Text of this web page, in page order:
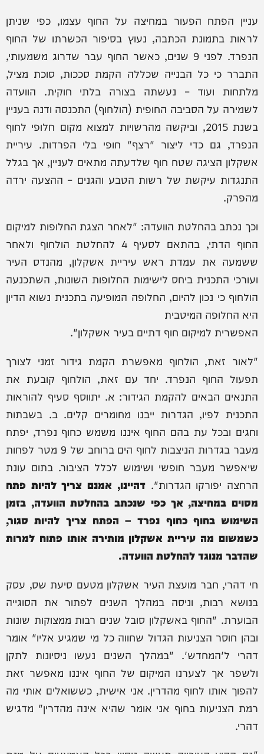
עניין הפתח הפעור במחיצה על החוף עצמו, כפי שניתן
לראות בתמונת הכתבה, נעוץ בסיפור הכשרתו של החוף
הנפרד. לפני 9 שנים, כאשר החוף עבר שדרוג משמעותי,
התברר כי כל הבנייה שכללה הקמת סככות, סוכת מציל,
מלתחות ועוד – נעשתה בצורה בלתי חוקית. הוועדה
לשמירה על הסביבה החופית (הולחוף) התכנסה ודנה בעניין
בשנת 2015, וביקשה מהרשויות למצוא מקום חלופי לחוף
הנפרד, גם כדי ליצור "רצף" חופי בלי הפרדות. עיריית
אשקלון הציגה שטח חוף שלדעתה מתאים לעניין, אך בגלל
התנגדות עיקשת של רשות הטבע והגנים – ההצעה ירדה
מהפרק.
וכך נכתב בהחלטת הוועדה: "לאחר הצגת החלופות למיקום
החוף הדתי, בהתאם לסעיף 4 להחלטת הולחוף ולאחר
ששמעה את עמדת ראש עיריית אשקלון, מהנדס העיר
ועורכי התכנית ביחס לישימות החלופות השונות, השתכנעה
הולחוף כי נכון להיום, החלופה המופיעה בתכנית נשוא הדיון
היא החלופה המיטבית
האפשרית למיקום חוף דתיים בעיר אשקלון".
"לאור זאת, הולחוף מאפשרת הקמת גידור זמני לצורך
תפעול החוף הנפרד. יחד עם זאת, הולחוף קובעת את
התנאים הבאים להקמת הגידור: א. יתווסף סעיף להוראות
התכנית לפיו, הגדרות ייבנו מחומרים קלים. ב. בשבתות
וחגים ובכל עת בהם החוף איננו משמש כחוף נפרד, יפתח
מעבר בגדרות הניצבות לחוף הים ברוחב של 9 מטר לפחות
שיאפשר מעבר חופשי ושימוש לכלל הציבור. בתום עונת
הרחצה יפורקו הגדרות".דהיינו, אמנם צריך להיות פתח
מסוים במחיצה, אך כפי שנכתב בהחלטת הוועדה, בזמן
השימוש בחוף כחוף נפרד – הפתח צריך להיות סגור,
כשמשום מה עיריית אשקלון מותירה אותו פתוח למרות
שהדבר מנוגד להחלטת הוועדה.
חי דהרי, חבר מועצת העיר אשקלון מטעם סיעת שס, עסק
בנושא רבות, וניסה במהלך השנים לפתור את הסוגייה
הבוערת. "החוף באשקלון סובל שנים רבות ממצוקות שונות
ובהן חוסר הצניעות הגדול שחווה כל מי שמגיע אליו" אומר
דהרי ל'המחדש'. "במהלך השנים נעשו ניסיונות לתקן
ולשפר אך לצערנו המיקום של החוף איננו מאפשר זאת
להפוך אותו לחוף מהדרין. אני אישית, כששואלים אותי מה
רמת הצניעות בחוף אני אומר שהיא אינה מהדרין" מדגיש
דהרי.